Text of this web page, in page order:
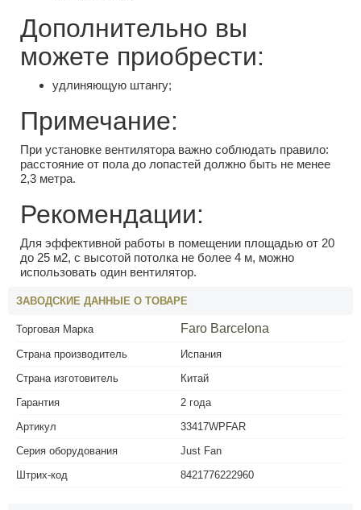
Дополнительно вы
можете приобрести:
удлиняющую штангу;
Примечание:
При установке вентилятора важно соблюдать правило:
расстояние от пола до лопастей должно быть не менее
2,3 метра.
Рекомендации:
Для эффективной работы в помещении площадью от 20
до 25 м2, с высотой потолка не более 4 м, можно
использовать один вентилятор.
ЗАВОДСКИЕ ДАННЫЕ О ТОВАРЕ
Торговая Марка Faro Barcelona
Страна производитель
Испания
Страна изготовитель
Китай
Гарантия
2 года
Артикул
33417WPFAR
Серия оборудования
Just Fan
Штрих-код
8421776222960